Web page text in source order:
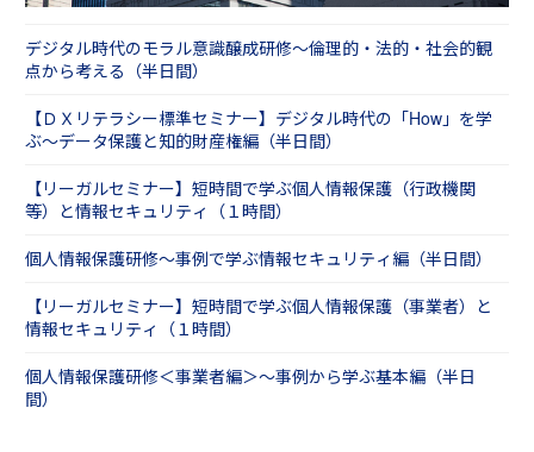
デジタル時代のモラル意識醸成研修～倫理的・法的・社会的観
点から考える（半日間）
【ＤＸリテラシー標準セミナー】デジタル時代の「How」を学
ぶ～データ保護と知的財産権編（半日間）
【リーガルセミナー】短時間で学ぶ個人情報保護（行政機関
等）と情報セキュリティ（１時間）
個人情報保護研修～事例で学ぶ情報セキュリティ編（半日間）
【リーガルセミナー】短時間で学ぶ個人情報保護（事業者）と
情報セキュリティ（１時間）
個人情報保護研修＜事業者編＞～事例から学ぶ基本編（半日
間）